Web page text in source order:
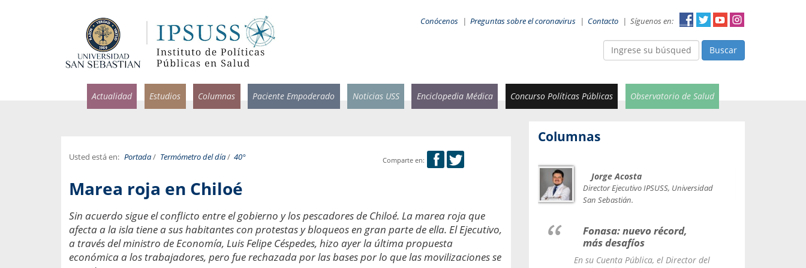
Conócenos | Preguntas sobre el coronavirus | Contacto | Síguenos en:
Buscar
Actualidad Estudios Columnas Paciente Empoderado Noticias USS Enciclopedia Médica Concurso Políticas Públicas Observatorio de Salud
Comparte en:
Usted está en: Portada/ Termómetro del día/ 40°
Marea roja en Chiloé
Sin acuerdo sigue el conflicto entre el gobierno y los pescadores de Chiloé. La marea roja que
afecta a la isla tiene a sus habitantes con protestas y bloqueos en gran parte de ella. El Ejecutivo,
a través del ministro de Economía, Luis Felipe Céspedes, hizo ayer la última propuesta
económica a los trabajadores, pero fue rechazada por las bases por lo que las movilizaciones se
Columnas
médicas y
por incapacidad
Infectólogo y profesor asistente de
Pandemias del mañana
Usamos la palabra pandemia cuando
una enfermedad contagiosa se
¿Cuándo será urgente la
salud bucal?
En Chile, nadie muere de caries ni de
Jorge Acosta
Director Ejecutivo IPSUSS, Universidad
San Sebastián.
Fonasa: nuevo récord,
más desafíos
En su Cuenta Pública, el Director del